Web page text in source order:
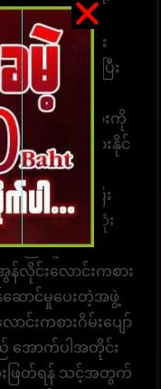
ယူဆပါသည်။
အကြံဉာဏ်များ
ော အဖွဲ့တစ်ဖွဲ့ရှိပြီး
ပေးဆောင်နိုင်
ကစားဂိမ်းများကို
းညီ လောင်းကစားနိုင်
းရွေးချယ်ရန်
ာက် မြန်ဆန်ပြီး
1 တိုက်ရိုက်ဘောလုံး
သည် လူအ
လိုင်းလောင်းကစား
န်ဆောင်မှုပေးတဲ့အဖွဲ့
င်းကစားဂိမ်းပျော်
အောက်ပါအတိုင်း
ဖြတ်ရန် သင့်အတွက်